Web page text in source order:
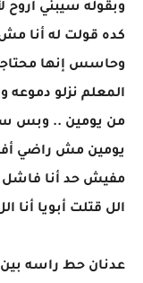
وبقوله سيبني أروح
كده قولت له أنا مش
وحاسس إنها
المعلم نزلو دموعه
من يومين .. وبس
يومين مش راضي
مفيش حد أنا فاشل
الل قتلت أبويا أنا
عدنان حط راسه